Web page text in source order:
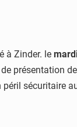
à Zinder. le
présentation
péril sécuritaire